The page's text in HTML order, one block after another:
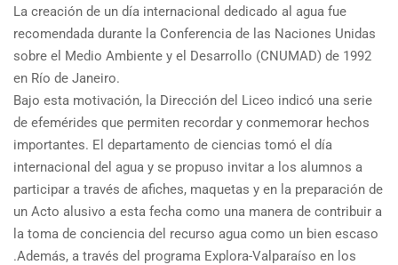
La creación de un día internacional dedicado al agua fue
recomendada durante la Conferencia de las Naciones Unidas
sobre el Medio Ambiente y el Desarrollo (CNUMAD) de 1992
en Río de Janeiro.
Bajo esta motivación, la Dirección del Liceo indicó una serie
de efemérides que permiten recordar y conmemorar hechos
importantes. El departamento de ciencias tomó el día
internacional del agua y se propuso invitar a los alumnos a
participar a través de afiches, maquetas y en la preparación de
un Acto alusivo a esta fecha como una manera de contribuir a
la toma de conciencia del recurso agua como un bien escaso
.Además, a través del programa Explora-Valparaíso en los